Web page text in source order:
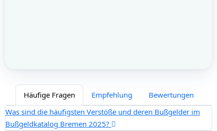
Häufige Fragen Empfehlung
Bewertungen
Was sind die häufigsten Verstöße und deren Bußgelder im
Bußgeldkatalog Bremen 2025?